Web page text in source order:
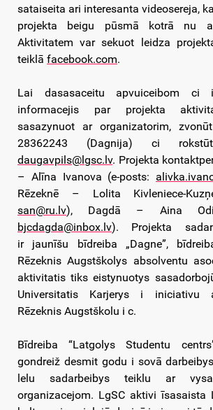
sataiseita ari interesanta videosereja,
projekta beigu pūsmā kotrā nu
Aktivitatem var sekuot leidza
teiklā facebook.com.
Lai dasasaceitu apvuiceibom ci
informacejis par projekta
sasazynuot ar organizatorim,
28362243 (Dagnija) ci
daugavpils@lgsc.lv. Projekta
– Alīna Ivanova (e-posts:
Rēzeknē – Lolita Kivleniece-
san@ru.lv), Dagdā – Aina
bjcdagda@inbox.lv). Projekta
ir jaunīšu bīdreiba „Dagne”,
Rēzeknis Augstškolys absolventu
aktivitatis tiks eistynuotys
Universitatis Karjerys i iniciativu
Rēzeknis Augstškolu i c.
Bīdreiba “Latgolys Studentu
gondreiž desmit godu i sovā
lelu sadarbeibys teiklu ar
organizacejom. LgSC aktivi īsasaista